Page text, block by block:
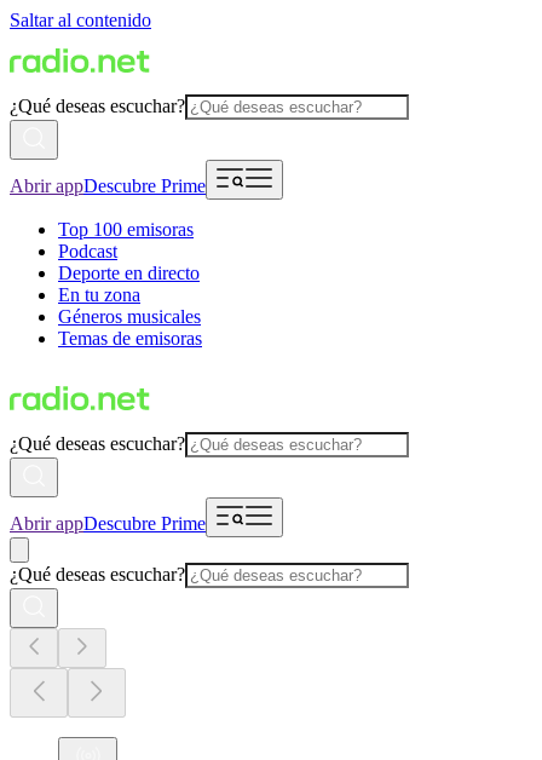
Saltar al contenido
¿Qué deseas escuchar?
Abrir appDescubre Prime
Top 100 emisoras
Podcast
Deporte en directo
En tu zona
Géneros musicales
Temas de emisoras
¿Qué deseas escuchar?
Abrir appDescubre Prime
¿Qué deseas escuchar?